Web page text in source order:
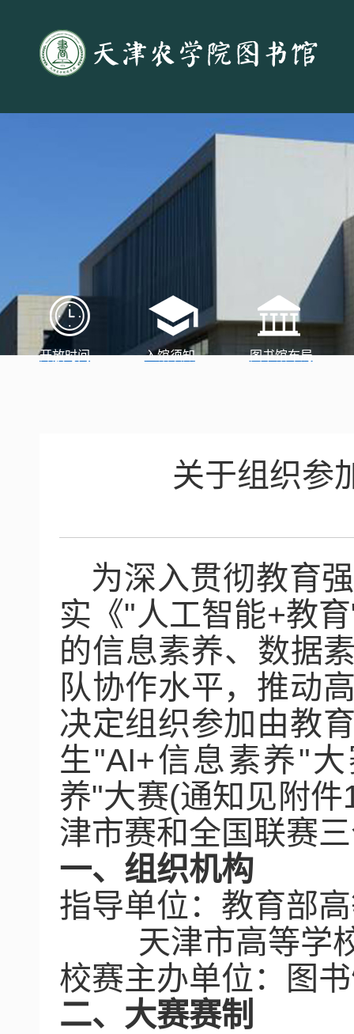
开放时间 入馆须知 图书馆布局
关于组织参
为深入贯彻教育
实《"人工智能+教育
的信息素养、数据
队协作水平，推动
决定组织参加由教
生"AI+信息素养"
养"大赛(通知见附件
津市赛和全国联赛
一、组织机构
指导单位：教育部
天津市高等学
校赛主办单位：图
二、大赛赛制